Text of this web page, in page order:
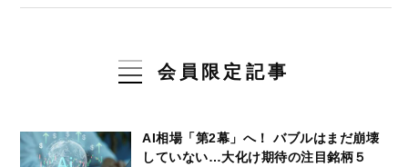
会員限定記事
AI相場「第2幕」へ！ バブルはまだ崩壊
していない…大化け期待の注目銘柄５